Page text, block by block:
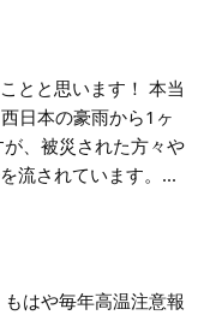
とと思います！ 本当
日本の豪雨から1ヶ
、被災された方々や
流されています。...
はや毎年高温注意報